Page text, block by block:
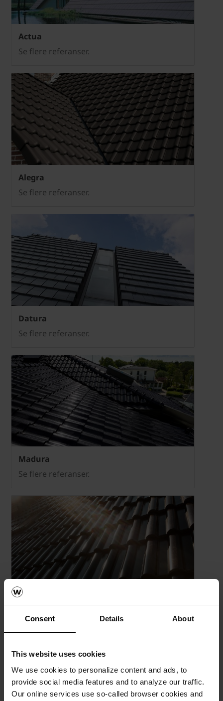
Consent Details About
This website uses cookies
We use cookies to personalize content and ads, to
provide social media features and to analyze our traffic.
Our online services use so-called browser cookies and
Actua
Se flere referanser.
Alegra
Se flere referanser.
Datura
Se flere referanser.
Madura
Se flere referanser.
Modula
Se flere referanser.